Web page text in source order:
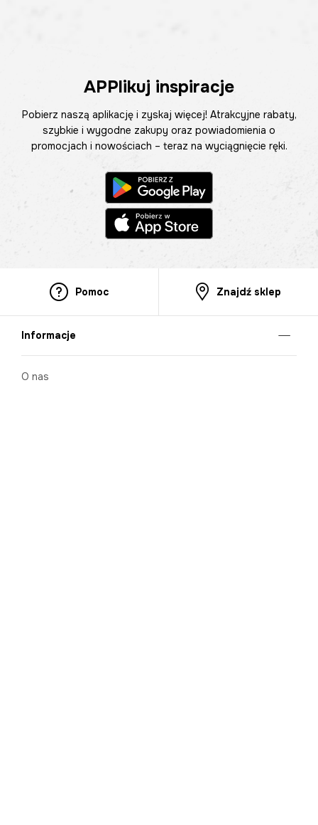
APPlikuj inspiracje
Pobierz naszą aplikację i zyskaj więcej! Atrakcyjne rabaty,
szybkie i wygodne zakupy oraz powiadomienia o
promocjach i nowościach – teraz na wyciągnięcie ręki.
Pomoc Znajdź sklep
Informacje
O nas